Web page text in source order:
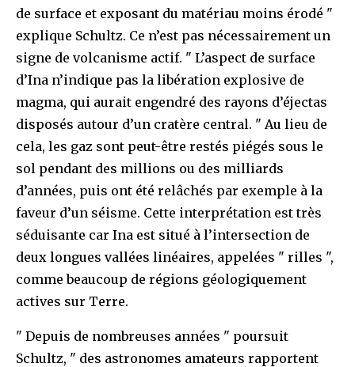
de surface et exposant du matériau moins érodé "
explique Schultz. Ce n’est pas nécessairement un
signe de volcanisme actif. " L’aspect de surface
d’Ina n’indique pas la libération explosive de
magma, qui aurait engendré des rayons d’éjectas
disposés autour d’un cratère central. " Au lieu de
cela, les gaz sont peut-être restés piégés sous le
sol pendant des millions ou des milliards
d’années, puis ont été relâchés par exemple à la
faveur d’un séisme. Cette interprétation est très
séduisante car Ina est situé à l’intersection de
deux longues vallées linéaires, appelées " rilles ",
comme beaucoup de régions géologiquement
actives sur Terre.
" Depuis de nombreuses années " poursuit
Schultz, " des astronomes amateurs rapportent